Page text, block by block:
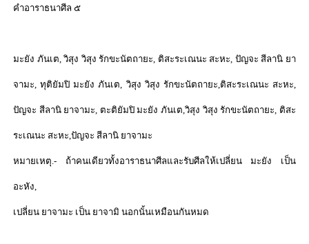
คำอาราธนาศีล ๕
มะยัง ภันเต,วิสุง วิสุง รักขะนัตถายะ, ติสะระเณนะ สะหะ, ปัญจะ สีลานิ ยา
จามะ,ทุติยัมปิ มะยัง ภันเต, วิสุง วิสุง รักขะนัตถายะ,ติสะระเณนะ สะหะ,
ปัญจะ สีลานิ ยาจามะ, ตะติยัมปิ มะยัง ภันเต,วิสุง วิสุง รักขะนัตถายะ, ติสะ
ระเณนะ สะหะ,ปัญจะ สีลานิ ยาจามะ
หมายเหตุ.- ถ้าคนเดียวทั้งอาราธนาศีลและรับศีลให้เปลี่ยน มะยัง เป็น
อะหัง,
เปลี่ยน ยาจามะ เป็น ยาจามิ นอกนั้นเหมือนกันหมด